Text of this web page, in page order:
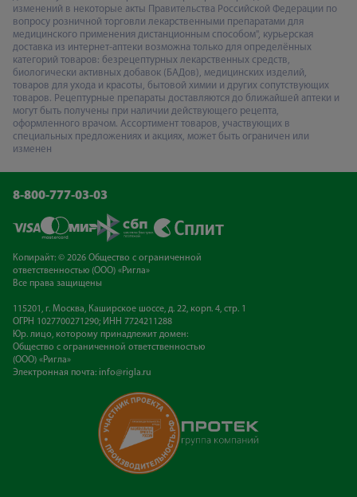
изменений в некоторые акты Правительства Российской Федерации по
вопросу розничной торговли лекарственными препаратами для
медицинского применения дистанционным способом", курьерская
доставка из интернет-аптеки возможна только для определённых
категорий товаров: безрецептурных лекарственных средств,
биологически активных добавок (БАДов), медицинских изделий,
товаров для ухода и красоты, бытовой химии и других сопутствующих
товаров. Рецептурные препараты доставляются до ближайшей аптеки и
могут быть получены при наличии действующего рецепта,
оформленного врачом. Ассортимент товаров, участвующих в
специальных предложениях и акциях, может быть ограничен или
изменен
8-800-777-03-03
Копирайт: © 2026 Общество с ограниченной
ответственностью (ООО) «Ригла»
Все права защищены
115201, г. Москва, Каширское шоссе, д. 22, корп. 4, стр. 1
ОГРН 1027700271290; ИНН 7724211288
Юр. лицо, которому принадлежит домен:
Общество с ограниченной ответственностью
(ООО) «Ригла»
Электронная почта: info@rigla.ru